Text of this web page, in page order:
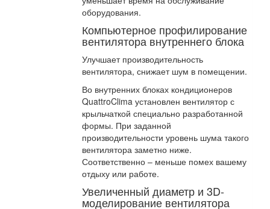
оборудования.
Компьютерное профилирование
вентилятора внутреннего блока
Улучшает производительность
вентилятора, снижает шум в помещении.
Во внутренних блоках кондиционеров
QuattroClima установлен вентилятор с
крыльчаткой специально разработанной
формы. При заданной
производительности уровень шума такого
вентилятора заметно ниже.
Соответственно – меньше помех вашему
отдыху или работе.
Увеличенный диаметр и 3D-
моделирование вентилятора